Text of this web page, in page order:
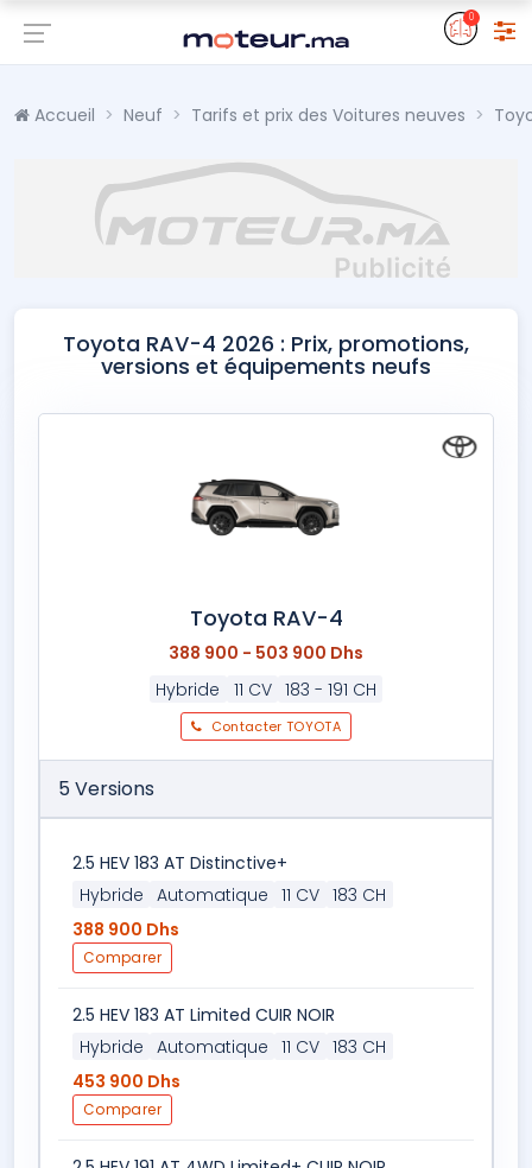
0
Accueil Neuf Tarifs et prix des Voitures neuves
Toyota RAV-4 2026 : Prix, promotions,
versions et équipements neufs
Toyota RAV-4
388 900 - 503 900 Dhs
Hybride
11 CV 183 - 191 CH
Contacter TOYOTA
5 Versions
2.5 HEV 183 AT Distinctive+
Hybride Automatique 11 CV 183 CH
388 900 Dhs
Comparer
2.5 HEV 183 AT Limited CUIR NOIR
Hybride Automatique 11 CV 183 CH
453 900 Dhs
Comparer